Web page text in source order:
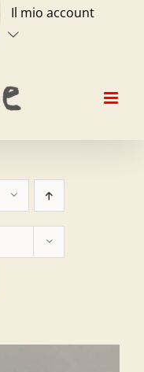
Il mio account